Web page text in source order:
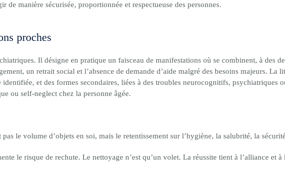
manière sécurisée, proportionnée et respectueuse des personnes.
proches
Il désigne en pratique un faisceau de manifestations où se combinent, à des
un retrait social et l’absence de demande d’aide malgré des besoins majeurs. La
et des formes secondaires, liées à des troubles neurocognitifs, psychiatriques
ou self-neglect chez la personne âgée.
le volume d’objets en soi, mais le retentissement sur l’hygiène, la salubrité, la
le risque de rechute. Le nettoyage n’est qu’un volet. La réussite tient à l’alliance et à